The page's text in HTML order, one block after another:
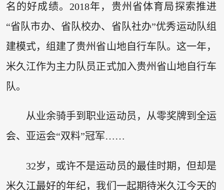
名的好成绩。2018年，贵州省体育局探索推进
“省队市办、省队校办、省队社办”优秀运动队组
建模式，组建了贵州省山地自行车队。这一年，
米久江作为主力队员正式加入贵州省山地自行车
队。
从业余骑手到职业运动员，从零奖牌到全运
会、亚运会“双料”冠军……
32岁，或许不是运动员的最佳时期，但却是
米久江最好的年纪，我们一起期待米久江今天的